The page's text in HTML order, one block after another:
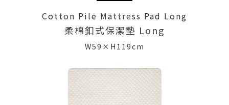
Cotton Pile Mattress Pad Long
柔棉釦式保潔墊 Long
W59×H119cm